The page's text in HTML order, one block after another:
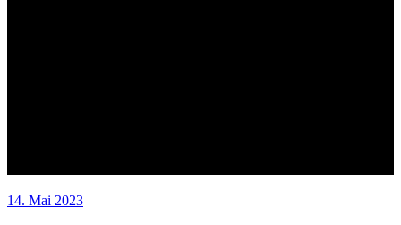
14. Mai 2023